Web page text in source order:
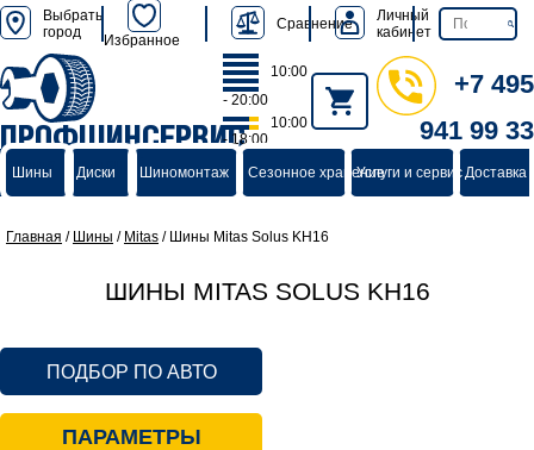
Выбрать
город
Избранное
Сравнение
Личный
кабинет
ПРОФШИНСЕРВИС
группа компаний
10:00
- 20:00
10:00
- 18:00
+7 495
941 99 33
Шины Диски Шиномонтаж Сезонное хранениеУслуги и сервисДоставка
Главная / Шины / Mitas / Шины Mitas Solus KH16
ШИНЫ MITAS SOLUS KH16
ПОДБОР ПО АВТО
ПАРАМЕТРЫ